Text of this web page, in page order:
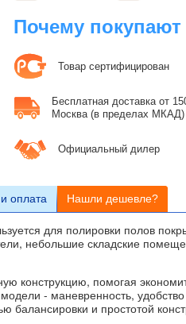
Почему покупают
Товар сертифицирован
Бесплатная доставка от
Москва (в пределах МКАД)
Официальный дилер
оплата Нашли дешевле?
для полировки полов
небольшие складские
конструкцию, помогая
- маневренность,
балансировки и простотой